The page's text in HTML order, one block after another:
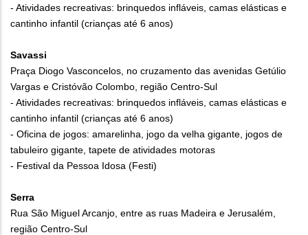
- Atividades recreativas: brinquedos infláveis, camas elásticas e
cantinho infantil (crianças até 6 anos)
Savassi
Praça Diogo Vasconcelos, no cruzamento das avenidas Getúlio
Vargas e Cristóvão Colombo, região Centro-Sul
- Atividades recreativas: brinquedos infláveis, camas elásticas e
cantinho infantil (crianças até 6 anos)
- Oficina de jogos: amarelinha, jogo da velha gigante, jogos de
tabuleiro gigante, tapete de atividades motoras
- Festival da Pessoa Idosa (Festi)
Serra
Rua São Miguel Arcanjo, entre as ruas Madeira e Jerusalém,
região Centro-Sul